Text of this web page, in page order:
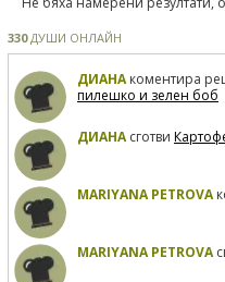
330ДУШИ ОНЛАЙН
ДИАНАкоментира
пилешко и зелен боб
ДИАНАсготви
MARIYANA PETROVA
MARIYANA PETROVA